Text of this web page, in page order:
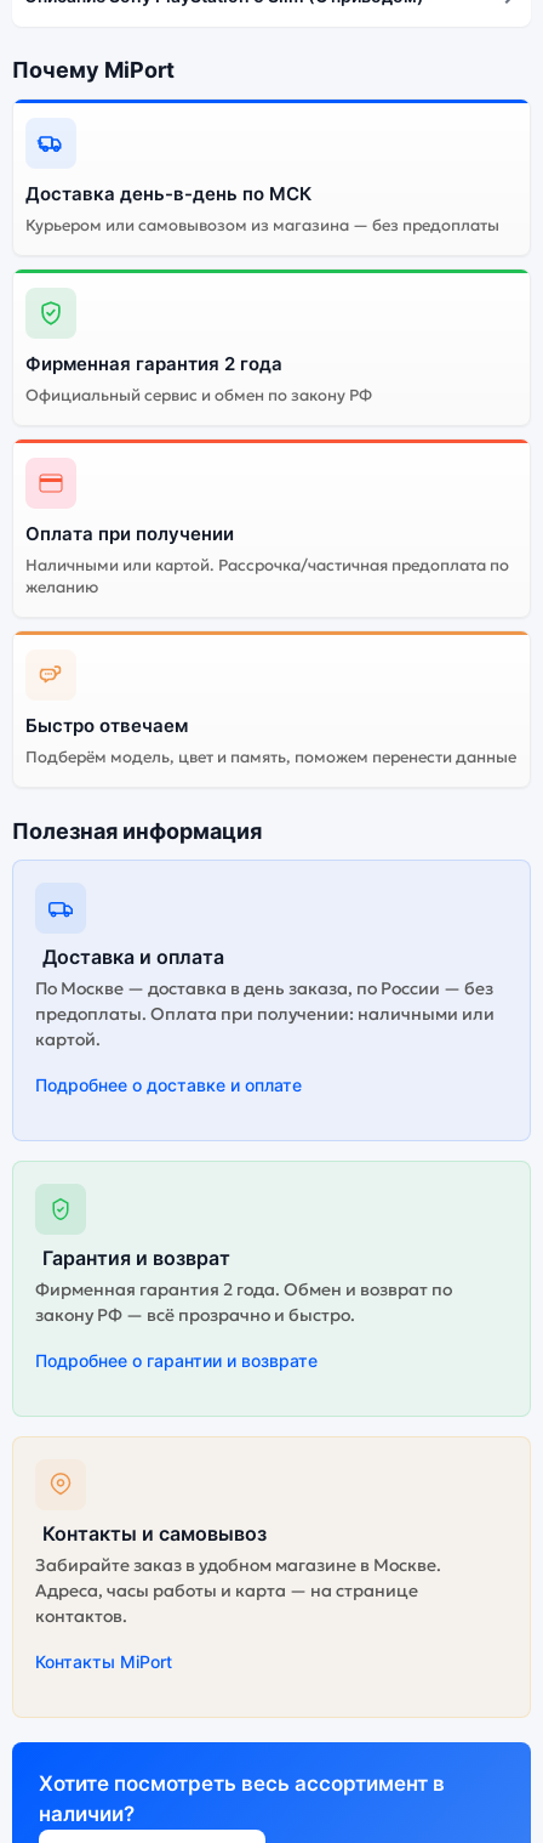
Почему MiPort
Доставка день-в-день по МСК
Курьером или самовывозом из магазина — без предоплаты
Фирменная гарантия 2 года
Официальный сервис и обмен по закону РФ
Оплата при получении
Наличными или картой. Рассрочка/частичная предоплата по
желанию
Быстро отвечаем
Подберём модель, цвет и память, поможем перенести данные
Полезная информация
Доставка и оплата
По Москве — доставка в день заказа, по России — без
предоплаты. Оплата при получении: наличными или
картой.
Подробнее о доставке и оплате
Гарантия и возврат
Фирменная гарантия 2 года. Обмен и возврат по
закону РФ — всё прозрачно и быстро.
Подробнее о гарантии и возврате
Контакты и самовывоз
Забирайте заказ в удобном магазине в Москве.
Адреса, часы работы и карта — на странице
контактов.
Контакты MiPort
Хотите посмотреть весь ассортимент в
наличии?